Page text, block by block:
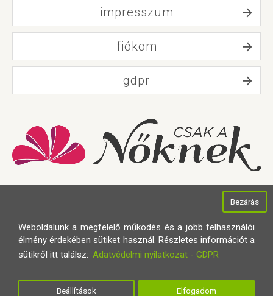
Weboldalunk a megfelelő működés és a jobb felhasználói
élmény érdekében sütiket használ. Részletes információt a
sütikről itt találsz: Adatvédelmi nyilatkozat - GDPR
Bezárás
Beállítások Elfogadom
impresszum
fiókom
gdpr
Minden jog fenntartva © 2021